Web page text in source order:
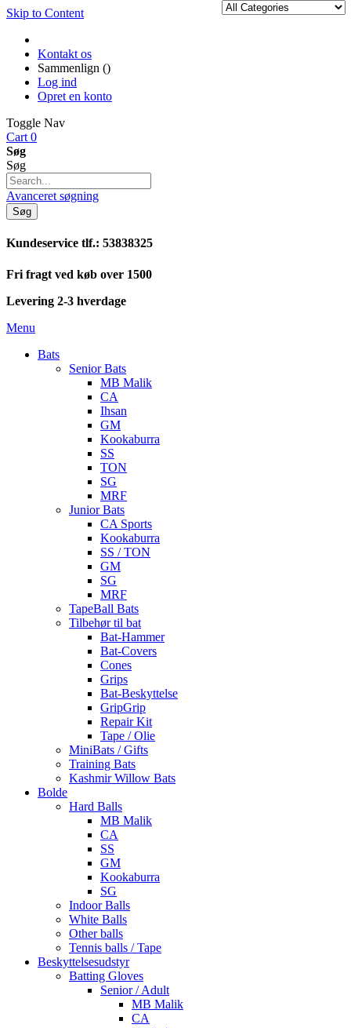
Skip to Content
Kontakt os
Sammenlign ()
Log ind
Opret en konto
Toggle Nav
Cart 0
Søg
Søg
Avanceret søgning
Søg
Kundeservice tlf.: 53838325
Fri fragt ved køb over 1500
Levering 2-3 hverdage
Menu
Bats
Senior Bats
MB Malik
CA
Ihsan
GM
Kookaburra
SS
TON
SG
MRF
Junior Bats
CA Sports
Kookaburra
SS / TON
GM
SG
MRF
TapeBall Bats
Tilbehør til bat
Bat-Hammer
Bat-Covers
Cones
Grips
Bat-Beskyttelse
GripGrip
Repair Kit
Tape / Olie
MiniBats / Gifts
Training Bats
Kashmir Willow Bats
Bolde
Hard Balls
MB Malik
CA
SS
GM
Kookaburra
SG
Indoor Balls
White Balls
Other balls
Tennis balls / Tape
Beskyttelsesudstyr
Batting Gloves
Senior / Adult
MB Malik
CA